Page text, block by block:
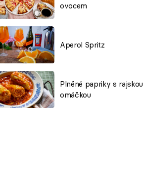
ovocem
Aperol Spritz
Plněné papriky s rajskou
omáčkou